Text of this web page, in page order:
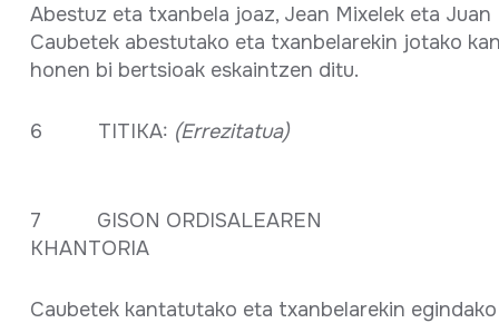
Abestuz eta txanbela joaz, Jean Mixelek eta Juan
Caubetek abestutako eta txanbelarekin jotako
honen bi bertsioak eskaintzen ditu.
6 TITIKA: (Errezitatua)
7 GISON ORDISALEAREN
KHANTORIA
Caubetek kantatutako eta txanbelarekin